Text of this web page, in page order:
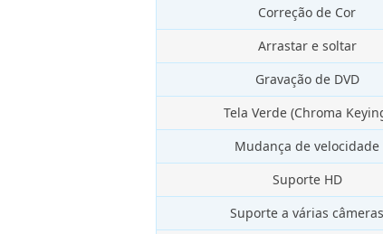
Correção de Cor
Arrastar e soltar
Gravação de DVD
Tela Verde (Chroma
Mudança de velocidade
Suporte HD
Suporte a várias câmeras